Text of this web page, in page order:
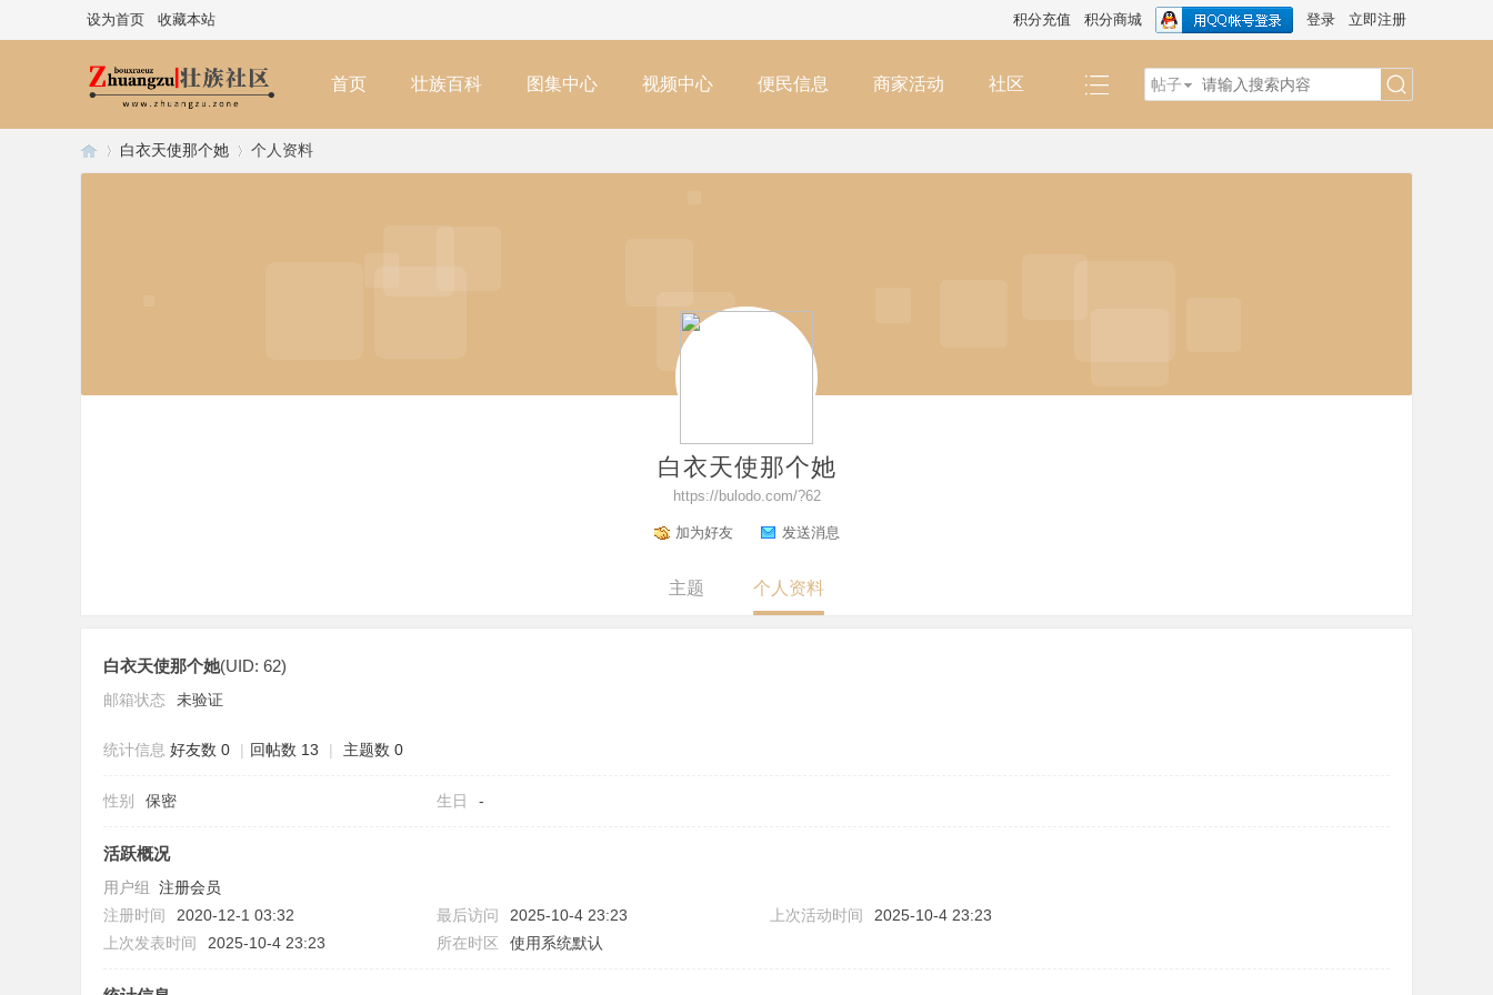
设为首页 收藏本站 积分充值 积分商城 登录 立即注册
首页 壮族百科 图集中心 视频中心 便民信息 商家活动 社区 帖子
白衣天使那个她 个人资料
白衣天使那个她
https://bulodo.com/?62
加为好友 发送消息
主题 个人资料
白衣天使那个她(UID: 62)
邮箱状态 未验证
统计信息 好友数 0 | 回帖数 13 | 主题数 0
性别 保密 生日 -
活跃概况
用户组 注册会员
注册时间
2020-12-1 03:32 最后访问 2025-10-4 23:23 上次活动时间
2025-10-4 23:23
上次发表时间
2025-10-4 23:23 所在时区 使用系统默认